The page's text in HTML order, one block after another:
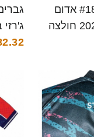
גברים דילן סטיבנסון #18 אדום
נייבי ג'רזי ביתית 2025/26 חולצה
ג'רזי ביתית